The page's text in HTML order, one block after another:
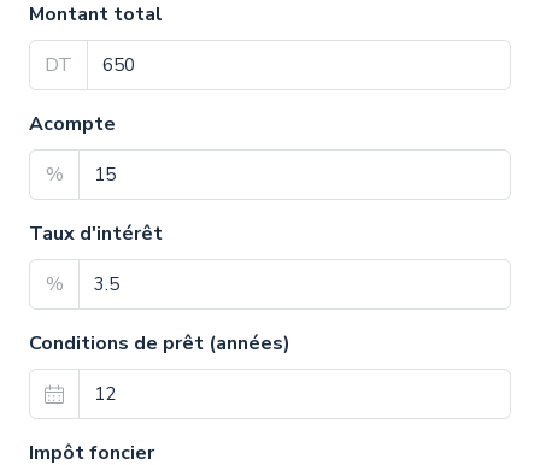
Montant total
DT
Acompte
%
Taux d'intérêt
%
Conditions de prêt (années)
Impôt foncier